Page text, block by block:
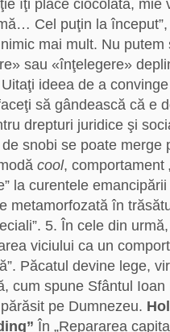
îţi place ciocolata, mie
Cel puţin la
mai mult. Nu
sau «înţelegere»
ideea de a
să gândească că e
drepturi juridice şi
snobi se poate merge
cool, comportament
la curentele
metamorfozată în
5. În cele din
viciului ca un
Păcatul devine lege,
cum spune Sfântul
pe Dumnezeu.
În „Repararea